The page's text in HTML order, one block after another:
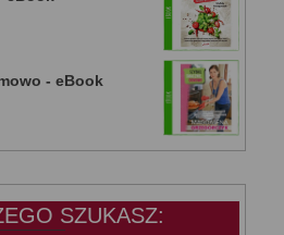
- eBook
SZUKASZ: